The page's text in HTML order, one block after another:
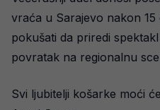
vraća u Sarajevo nakon 15
pokušati da priredi
povratak na regionalnu
Svi ljubitelji košarke moći